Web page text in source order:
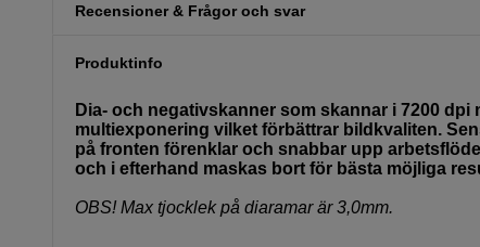
Recensioner & Frågor och svar
Produktinfo
Dia- och negativskanner som skannar i 7200
multiexponering vilket förbättrar bildkvaliten.
på fronten förenklar och snabbar upp
och i efterhand maskas bort för bästa möjliga
OBS! Max tjocklek på diaramar är 3,0mm.